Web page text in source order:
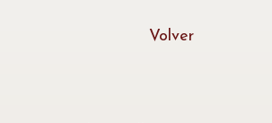
Volver